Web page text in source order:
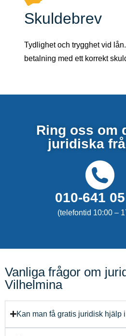
Skuldebrev
Tydlighet och trygghet vid
betalning med ett korrekt
Ring oss om
juridiska
010-641
(telefontid 10:00 –
Vanliga frågor om
Vilhelmina
Kan man få gratis juridisk hjälp